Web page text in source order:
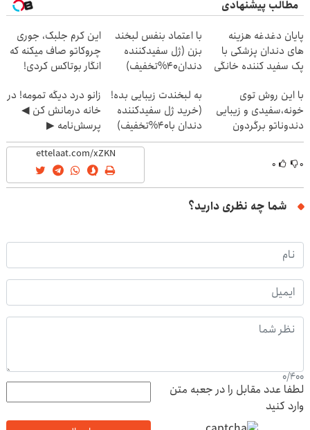
مطالب پیشنهادی
پایان دغدغه هزینه
های دندان پزشکی با
پک سفید کننده خانگی
با اعتماد بنفس لبخند
بزن (ژل سفیدکننده
دندان40%تخفیف)
این کرم جلبک، جوری
چروکاتو صاف میکنه که
انگار بوتاکس کردی!
با این روش توی
خونه،سفیدی و زیبایی
دندوناتو برگردون
(40%off)
به لبخندت زیبایی بده!
(خرید ژل سفیدکننده
دندان با40%تخفیف)
زانو درد دیگه تمومه! در
خانه درمانش کن ◀
پرسش‌نامه ▶
۰ ۰
شما چه نظری دارید؟
0/400
لطفا عدد مقابل را در جعبه متن
وارد کنید